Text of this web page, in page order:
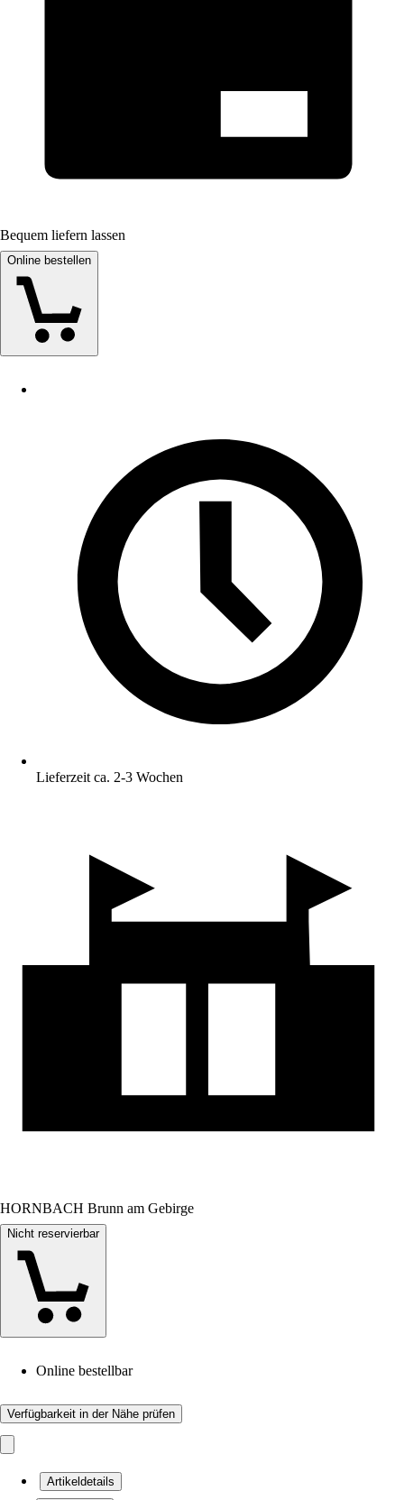
Bequem liefern lassen
Online bestellen
Lieferzeit ca. 2-3 Wochen
HORNBACH Brunn am Gebirge
Nicht reservierbar
Online bestellbar
Verfügbarkeit in der Nähe prüfen
Artikeldetails